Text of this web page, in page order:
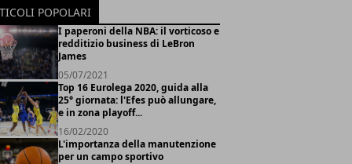
POPOLARI
I paperoni della NBA: il vorticoso e
redditizio business di LeBron
James
05/07/2021
Top 16 Eurolega 2020, guida alla
25° giornata: l'Efes può allungare,
e in zona playoff...
16/02/2020
L'importanza della manutenzione
per un campo sportivo